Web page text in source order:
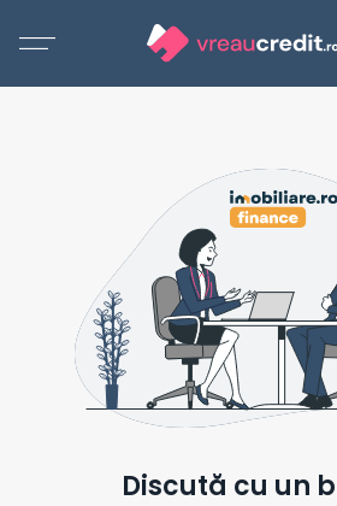
Discută cu un